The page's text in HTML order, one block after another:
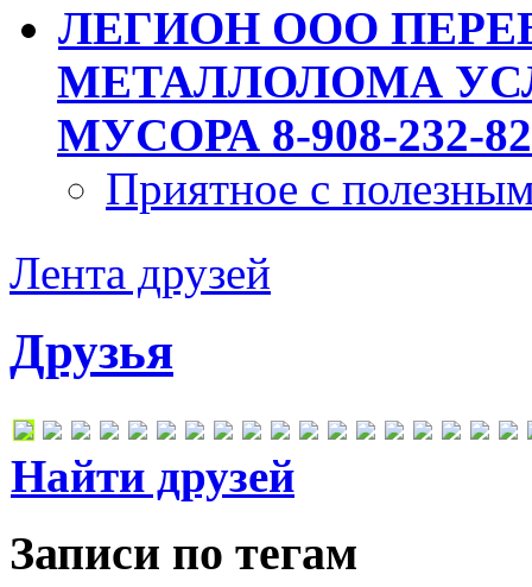
ЛЕГИОН ООО
МЕТАЛЛОЛОМА
МУСОРА 8-908-232-
Приятное с
Лента друзей
Друзья
Найти друзей
Записи по тегам